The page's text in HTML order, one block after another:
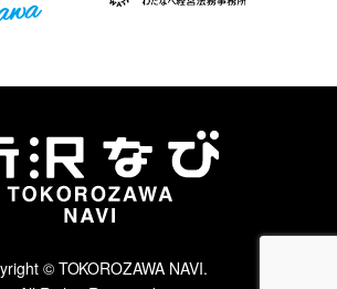
© TOKOROZAWA NAVI.